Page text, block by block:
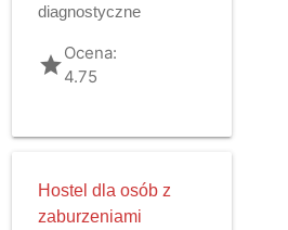
diagnostyczne
gradeOcena:
4.75
Hostel dla osób z
zaburzeniami